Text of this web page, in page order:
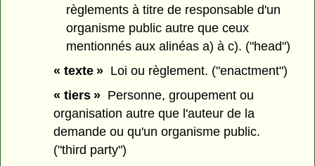
règlements à titre de responsable d'un
organisme public autre que ceux
mentionnés aux alinéas a) à c). ("head")
« texte » Loi ou règlement. ("enactment")
« tiers » Personne, groupement ou
organisation autre que l'auteur de la
demande ou qu'un organisme public.
("third party")